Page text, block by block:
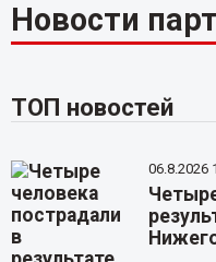
Новости
ТОП новостей
06.8.2026